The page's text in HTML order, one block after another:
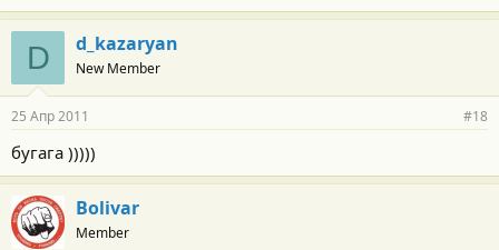
D d_kazaryan
New Member
25 Апр 2011 #18
бугага )))))
Bolivar
Member